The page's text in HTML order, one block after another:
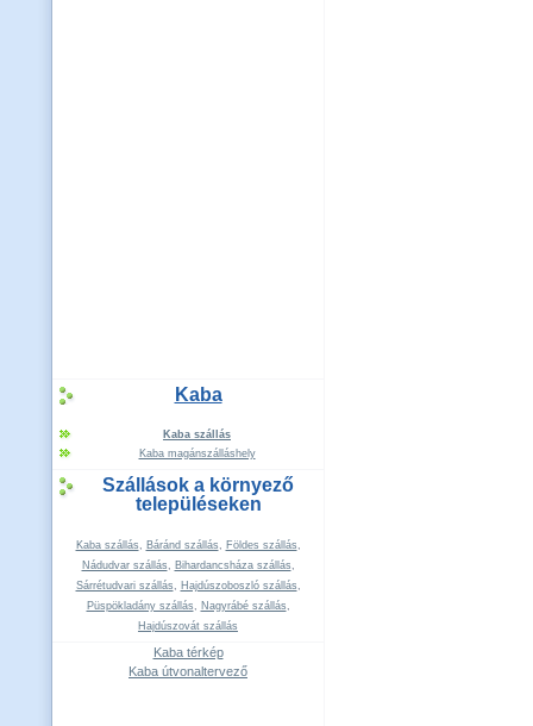
Kaba
Kaba szállás
Kaba magánszálláshely
Szállások a környező
településeken
Kaba szállás, Báránd szállás, Földes szállás,
Nádudvar szállás, Bihardancsháza szállás,
Sárrétudvari szállás, Hajdúszoboszló szállás,
Püspökladány szállás, Nagyrábé szállás,
Hajdúszovát szállás
Kaba térkép
Kaba útvonaltervező